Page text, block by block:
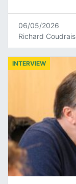
06/05/2026
Richard Coudrais
INTERVIEW